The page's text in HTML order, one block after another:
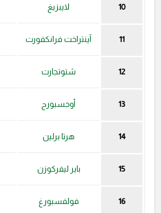
10 لايبزيغ
11 آينتراخت فرانكفورت
12 شتوتجارت
13 أوجسبورج
14 هرتا برلين
15 باير ليفركوزن
16 فولفسبورغ